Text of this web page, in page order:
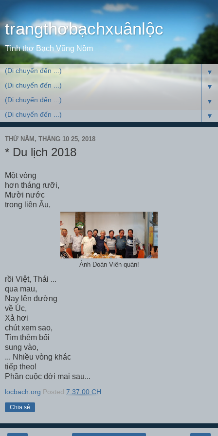
trangthơbạchxuânlộc
Tình thơ Bạch Vũng Nồm
▼
▼
▼
▼
THỨ NĂM, THÁNG 10 25, 2018
* Du lịch 2018
Một vòng
hơn tháng rưỡi,
Mười nước
trong liên Âu,
Ảnh Đoàn Viên quán!
rồi Việt, Thái ...
qua mau,
Nay lên đường
về Úc,
Xả hơi
chút xem sao,
Tìm thêm bổi
sung vào,
... Nhiều vòng khác
tiếp theo!
Phần cuộc đời mai sau...
locbach.org Posted 7:37:00 CH
Chia sẻ